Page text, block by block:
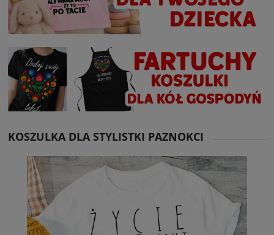
KOSZULKA DLA STYLISTKI PAZNOKCI